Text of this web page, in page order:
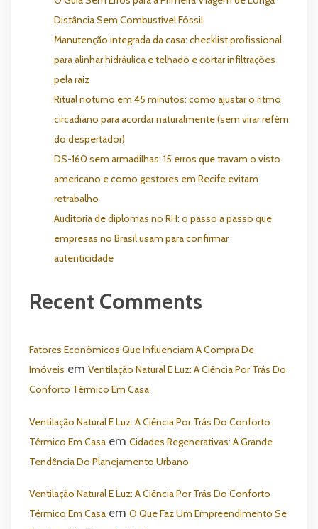
Distância Sem Combustível Fóssil
Manutenção integrada da casa: checklist profissional
para alinhar hidráulica e telhado e cortar infiltrações
pela raiz
Ritual noturno em 45 minutos: como ajustar o ritmo
circadiano para acordar naturalmente (sem virar refém
do despertador)
DS-160 sem armadilhas: 15 erros que travam o visto
americano e como gestores em Recife evitam
retrabalho
Auditoria de diplomas no RH: o passo a passo que
empresas no Brasil usam para confirmar
autenticidade
Recent Comments
Fatores Econômicos Que Influenciam A Compra De
Imóveis em Ventilação Natural E Luz: A Ciência Por Trás Do
Conforto Térmico Em Casa
Ventilação Natural E Luz: A Ciência Por Trás Do Conforto
Térmico Em Casa em Cidades Regenerativas: A Grande
Tendência Do Planejamento Urbano
Ventilação Natural E Luz: A Ciência Por Trás Do Conforto
Térmico Em Casa em O Que Faz Um Empreendimento Se